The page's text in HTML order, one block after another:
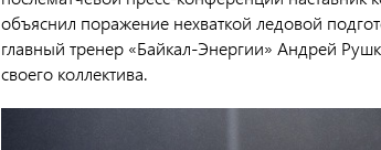
объяснил поражение нехваткой ледовой
главный тренер «Байкал-Энергии» Андрей
своего коллектива.